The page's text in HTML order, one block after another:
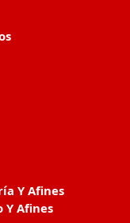
Y Afines
Afines